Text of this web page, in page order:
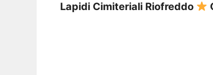
Lapidi Cimiteriali Riofreddo